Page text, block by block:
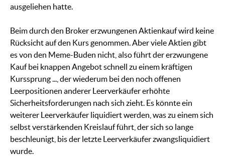
ausgeliehen hatte.
Beim durch den Broker erzwungenen Aktienkauf wird keine
Rücksicht auf den Kurs genommen. Aber viele Aktien gibt
es von den Meme-Buden nicht, also führt der erzwungene
Kauf bei knappen Angebot schnell zu einem kräftigen
Kurssprung ..., der wiederum bei den noch offenen
Leerpositionen anderer Leerverkäufer erhöhte
Sicherheitsforderungen nach sich zieht. Es könnte ein
weiterer Leerverkäufer liquidiert werden, was zu einem sich
selbst verstärkenden Kreislauf führt, der sich so lange
beschleunigt, bis der letzte Leerverkäufer zwangsliquidiert
wurde.